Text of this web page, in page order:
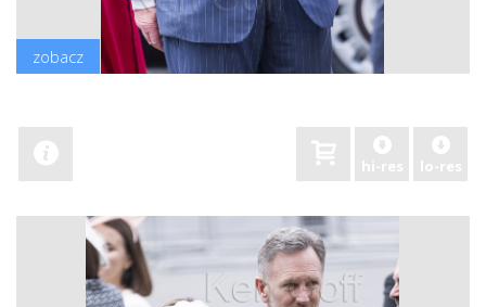
zobacz
hi-res lo-res